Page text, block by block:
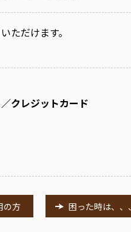
ただけます。
クレジットカード
の方 困った時は、、、